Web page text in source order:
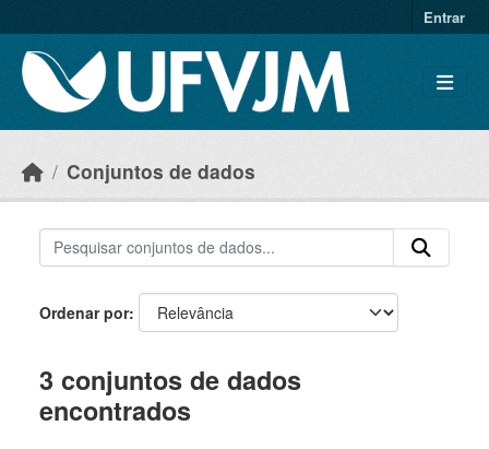
Entrar
Conjuntos de dados
Ordenar por
3 conjuntos de dados
encontrados